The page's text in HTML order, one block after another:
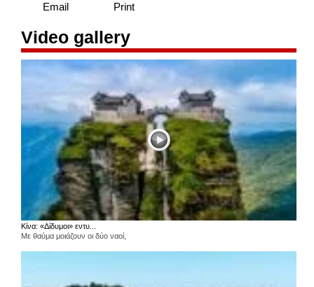
Print
Email
Video gallery
Κίνα: «Δίδυμοι» εντυ...
Με θαύμα μοιάζουν οι δύο ναοί,